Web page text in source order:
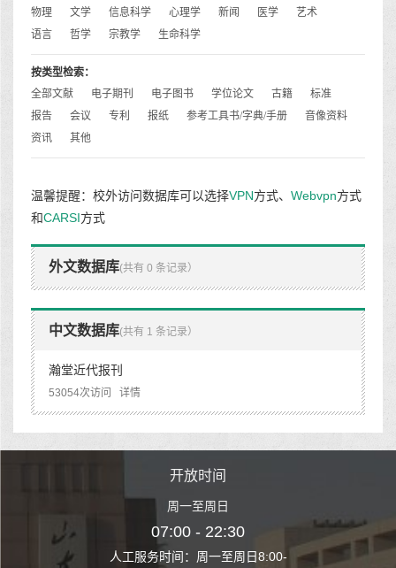
物理
文学 信息科学 心理学 新闻 医学
艺术
语言
哲学 宗教学 生命科学
按类型检索：
全部文献
电子期刊 电子图书 学位论文 古籍
标准
报告
会议 专利 报纸 参考工具书/字典/手册
音像资料
资讯
其他
温馨提醒：校外访问数据库可以选择VPN方式、 Webvpn方式
和CARSI方式
外文数据库(共有 0 条记录）
中文数据库(共有 1 条记录）
瀚堂近代报刊
53054次访问 详情
至周日8:00-
开放时间
周一至周日
07:00 - 22:30
人工服务时间：周一至周日8:00- 人工服务时间